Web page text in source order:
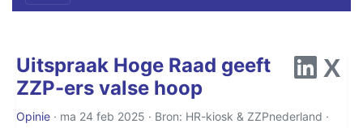
Uitspraak Hoge Raad geeft
ZZP-ers valse hoop
Opinie · ma 24 feb 2025 · Bron: HR-kiosk & ZZPnederland ·